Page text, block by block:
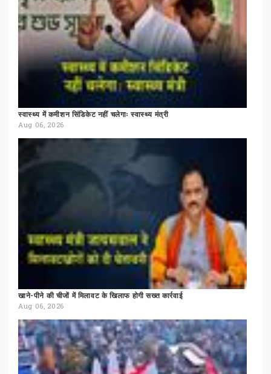
स्वास्थ्य में कमीशन सिंडिकेट नहीं चलेगाः स्वास्थ्य मंत्री
Aug 06, 2026
खाने-पीने की चीजों में मिलावट के खिलाफ होगी सख्त कार्रवाई
Aug 06, 2026